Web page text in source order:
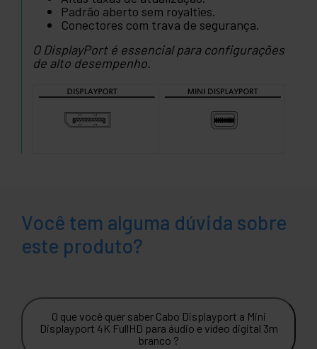
Padrão aberto sem royalties.
Conectores com trava de segurança.
O DisplayPort é essencial para configurações
de alto desempenho.
Você tem alguma dúvida sobre
este produto?
O que você quer saber Cabo Displayport a Mini
Displayport 4K FullHD para áudio e vídeo digital 3m
branco ?